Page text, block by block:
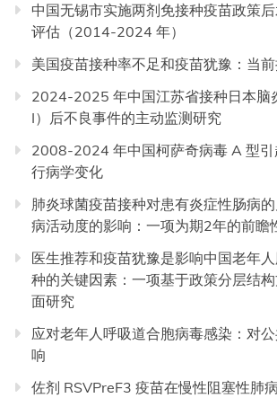
中国无锡市实施两剂免接种疫苗政策
评估（2014-2024 年）
美国疫苗接种率不足和疫苗犹豫：当
2024-2025 年中国江苏省接种日本脑
I）后不良事件的主动监测研究
2008-2024 年中国柯萨奇病毒 A 型
行病学变化
肺炎球菌疫苗接种对患有炎症性肠病
病活动度的影响：一项为期2年的前瞻
医生推荐和疫苗犹豫是影响中国老年
种的关键因素：一项基于政策分层结
面研究
应对老年人呼吸道合胞病毒感染：对
响
佐剂 RSVPreF3 疫苗在慢性阻塞性肺